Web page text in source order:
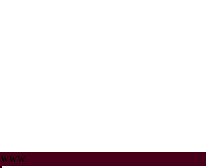
www